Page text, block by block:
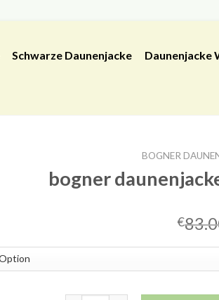
Schwarze Daunenjacke Daunenjacke
BOGNER
bogner
€